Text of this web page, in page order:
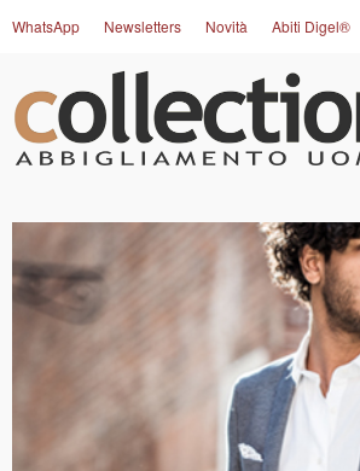
WhatsApp Newsletters Novità Abiti Digel®